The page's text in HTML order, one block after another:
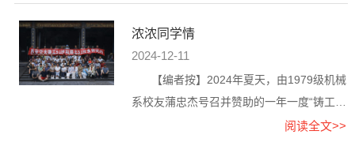
​浓浓同学情
2024-12-11
【编者按】2024年夏天，由1979级机械
系校友蒲忠杰号召并赞助的一年一度“铸工9
1班”同学聚会，与“硕31班”的聚会计划不谋
阅读全文>>